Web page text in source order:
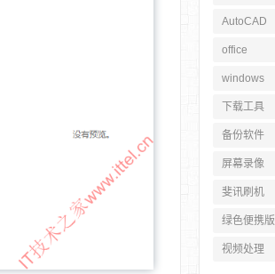
AutoCAD
office
windows
下载工具
备份软件
屏幕录像
斐讯刷机
绿色便携版
视频处理